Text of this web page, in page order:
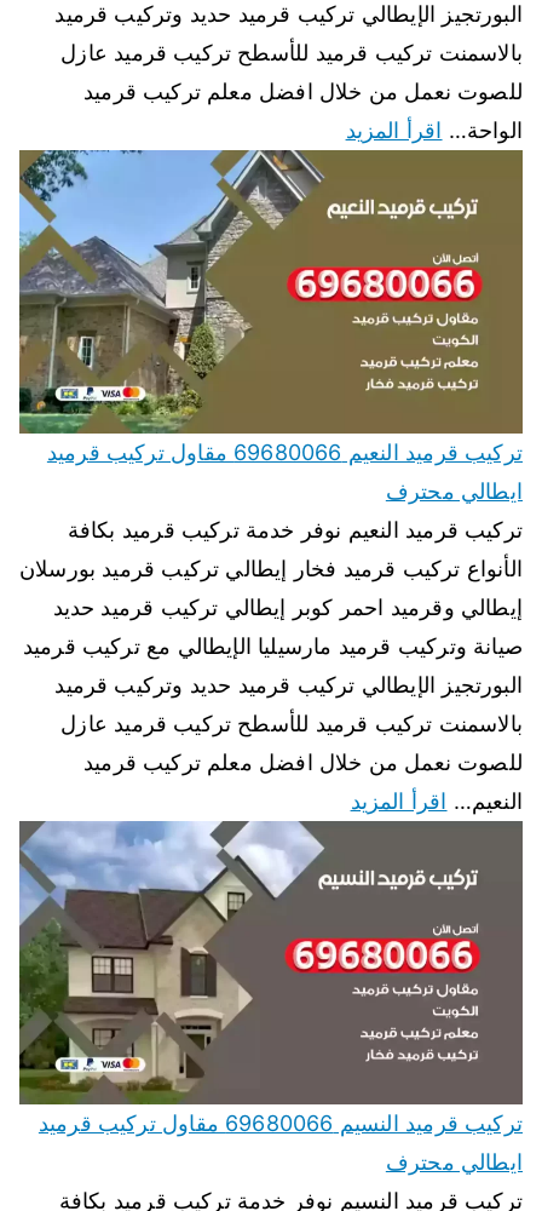
البورتجيز الإيطالي تركيب قرميد حديد وتركيب قرميد
بالاسمنت تركيب قرميد للأسطح تركيب قرميد عازل
للصوت نعمل من خلال افضل معلم تركيب قرميد
الواحة… اقرأ المزيد
تركيب قرميد النعيم 69680066 مقاول تركيب قرميد
ايطالي محترف
تركيب قرميد النعيم نوفر خدمة تركيب قرميد بكافة
الأنواع تركيب قرميد فخار إيطالي تركيب قرميد بورسلان
إيطالي وقرميد احمر كوبر إيطالي تركيب قرميد حديد
صيانة وتركيب قرميد مارسيليا الإيطالي مع تركيب قرميد
البورتجيز الإيطالي تركيب قرميد حديد وتركيب قرميد
بالاسمنت تركيب قرميد للأسطح تركيب قرميد عازل
للصوت نعمل من خلال افضل معلم تركيب قرميد
النعيم… اقرأ المزيد
تركيب قرميد النسيم 69680066 مقاول تركيب قرميد
ايطالي محترف
تركيب قرميد النسيم نوفر خدمة تركيب قرميد بكافة